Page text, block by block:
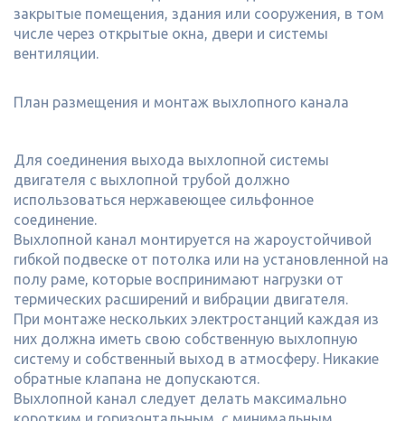
закрытые помещения, здания или сооружения, в том
числе через открытые окна, двери и системы
вентиляции.
План размещения и монтаж выхлопного канала
Для соединения выхода выхлопной системы
двигателя с выхлопной трубой должно
использоваться нержавеющее сильфонное
соединение.
Выхлопной канал монтируется на жароустойчивой
гибкой подвеске от потолка или на установленной на
полу раме, которые воспринимают нагрузки от
термических расширений и вибрации двигателя.
При монтаже нескольких электростанций каждая из
них должна иметь свою собственную выхлопную
систему и собственный выход в атмосферу. Никакие
обратные клапана не допускаются.
Выхлопной канал следует делать максимально